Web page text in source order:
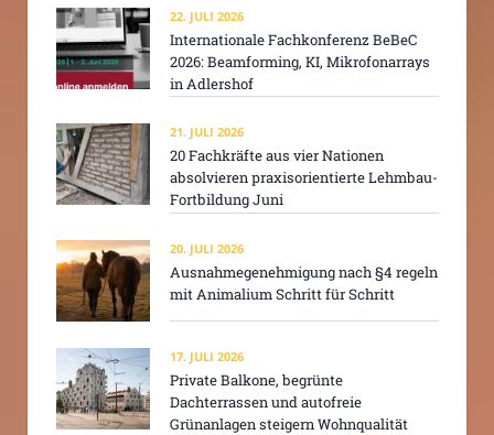
22. JULI 2026
Internationale Fachkonferenz BeBeC
2026: Beamforming, KI, Mikrofonarrays
in Adlershof
21. JULI 2026
20 Fachkräfte aus vier Nationen
absolvieren praxisorientierte Lehmbau-
Fortbildung Juni
20. JULI 2026
Ausnahmegenehmigung nach §4 regeln
mit Animalium Schritt für Schritt
17. JULI 2026
Private Balkone, begrünte
Dachterrassen und autofreie
Grünanlagen steigern Wohnqualität